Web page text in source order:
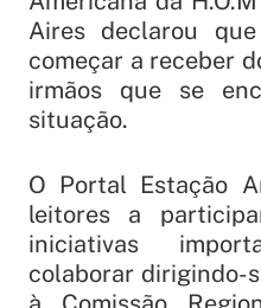
Aires declarou
começar a receber
irmãos que se
situação.
O Portal Estação
leitores a
iniciativas
colaborar dirigindo-